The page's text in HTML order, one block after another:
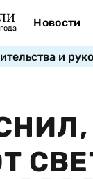
Новости
и